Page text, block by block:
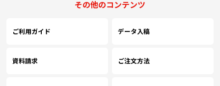
その他のコンテンツ
ご利用ガイド データ入稿
資料請求 ご注文方法